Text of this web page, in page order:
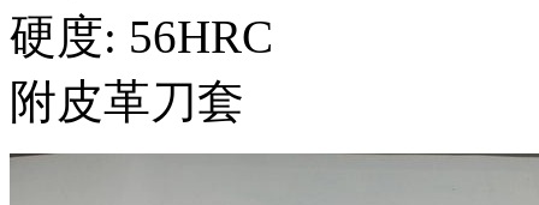
硬度: 56HRC
附皮革刀套